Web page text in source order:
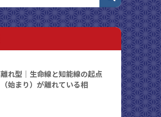
離れ型｜生命線と知能線の起点
（始まり）が離れている相